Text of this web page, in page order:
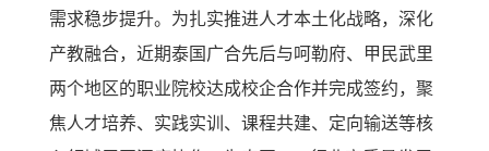
需求稳步提升。为扎实推进人才本土化战略，深化
产教融合，近期泰国广合先后与呵勒府、甲民武里
两个地区的职业院校达成校企合作并完成签约，聚
焦人才培养、实践实训、课程共建、定向输送等核